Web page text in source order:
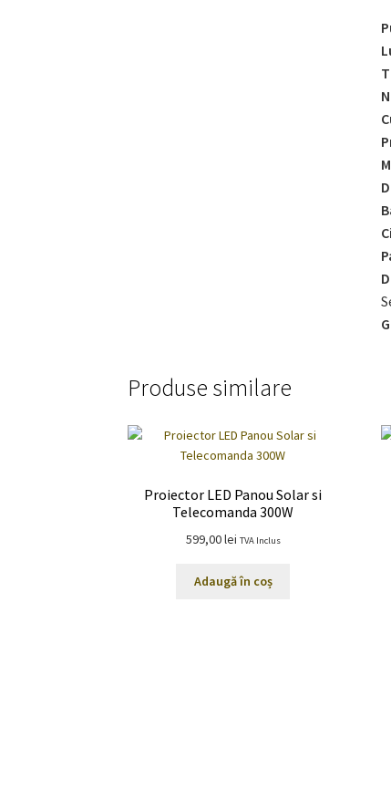
Produse similare
Proiector LED Panou Solar si
Telecomanda 300W
599,00lei TVA Inclus
Adaugă în coș